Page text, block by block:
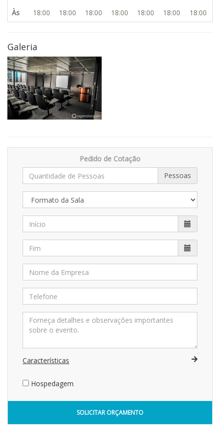
Às
18:00 18:00 18:00 18:00 18:00 18:00 18:00
Galeria
Pedido de Cotação
Pessoas
Características
Hospedagem
SOLICITAR ORÇAMENTO